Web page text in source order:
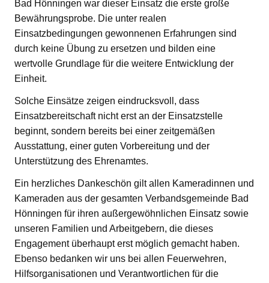
Bad Hönningen war dieser Einsatz die erste große
Bewährungsprobe. Die unter realen
Einsatzbedingungen gewonnenen Erfahrungen sind
durch keine Übung zu ersetzen und bilden eine
wertvolle Grundlage für die weitere Entwicklung der
Einheit.
Solche Einsätze zeigen eindrucksvoll, dass
Einsatzbereitschaft nicht erst an der Einsatzstelle
beginnt, sondern bereits bei einer zeitgemäßen
Ausstattung, einer guten Vorbereitung und der
Unterstützung des Ehrenamtes.
Ein herzliches Dankeschön gilt allen Kameradinnen und
Kameraden aus der gesamten Verbandsgemeinde Bad
Hönningen für ihren außergewöhnlichen Einsatz sowie
unseren Familien und Arbeitgebern, die dieses
Engagement überhaupt erst möglich gemacht haben.
Ebenso bedanken wir uns bei allen Feuerwehren,
Hilfsorganisationen und Verantwortlichen für die